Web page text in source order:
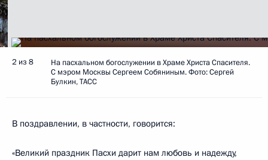
2 из 8
На пасхальном богослужении в Храме Христа Спасителя.
С мэром Москвы Сергеем Собяниным. Фото: Сергей
Булкин, ТАСС
В поздравлении, в частности, говорится:
«Великий праздник Пасхи дарит нам любовь и надежду,